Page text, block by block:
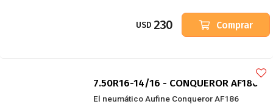
USD 230 Comprar
7.50R16-14/16 - CONQUEROR AF186
El neumático Aufine Conqueror AF186